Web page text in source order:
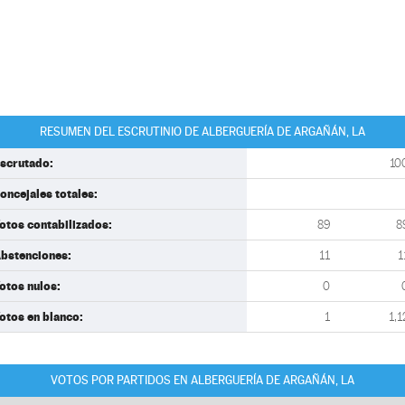
RESUMEN DEL ESCRUTINIO DE ALBERGUERÍA DE ARGAÑÁN, LA
totales:
contabilizados: 89
11
nulos: 0
en blanco: 1
VOTOS POR PARTIDOS EN ALBERGUERÍA DE ARGAÑÁN, LA